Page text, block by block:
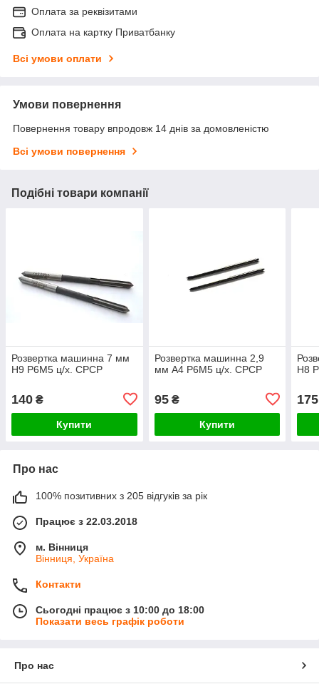
Оплата за реквізитами
Оплата на картку Приватбанку
Всі умови оплати
Умови повернення
Повернення товару впродовж 14 днів за домовленістю
Всі умови повернення
Подібні товари компанії
Розвертка машинна 7 мм
Н9 Р6М5 ц/х. СРСР
140 ₴
Купити
Розвертка машинна 2,9
мм А4 Р6М5 ц/х. СРСР
95₴
Купити
Н8
175
Про нас
100% позитивних з 205 відгуків за рік
Працює з 22.03.2018
м. Вінниця
Вінниця, Україна
Контакти
Сьогодні працює з 10:00 до 18:00
Показати весь графік роботи
Про нас